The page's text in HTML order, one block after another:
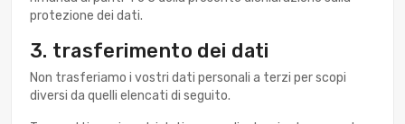
protezione dei dati.
3. trasferimento dei dati
Non trasferiamo i vostri dati personali a terzi per scopi
diversi da quelli elencati di seguito.